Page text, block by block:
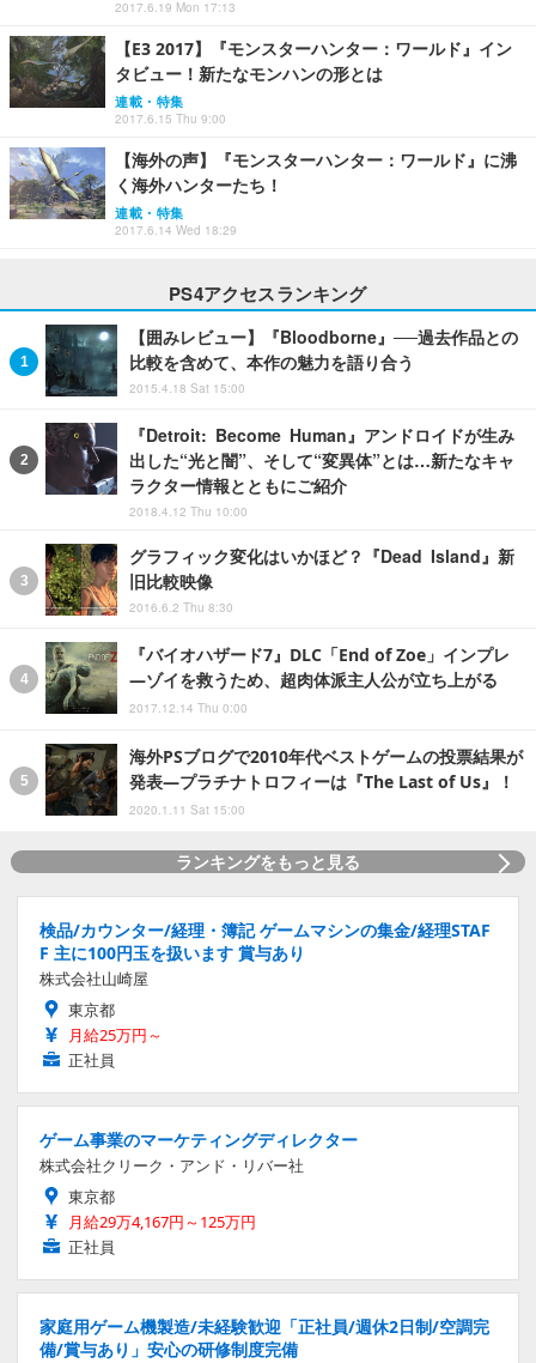
2017.6.19 Mon 17:13
【E3 2017】『モンスターハンター：ワールド』イン
タビュー！新たなモンハンの形とは
連載・特集
2017.6.15 Thu 9:00
【海外の声】『モンスターハンター：ワールド』に沸
く海外ハンターたち！
連載・特集
2017.6.14 Wed 18:29
PS4アクセスランキング
【囲みレビュー】『Bloodborne』──過去作品との
比較を含めて、本作の魅力を語り合う
2015.4.18 Sat 15:00
『Detroit: Become Human』アンドロイドが生み
出した“光と闇”、そして“変異体”とは…新たなキャ
ラクター情報とともにご紹介
2018.4.12 Thu 10:00
グラフィック変化はいかほど？『Dead Island』新
旧比較映像
2016.6.2 Thu 8:30
『バイオハザード7』DLC「End of Zoe」インプレ
―ゾイを救うため、超肉体派主人公が立ち上がる
2017.12.14 Thu 0:00
海外PSブログで2010年代ベストゲームの投票結果が
発表―プラチナトロフィーは『The Last of Us』！
2020.1.11 Sat 15:00
ランキングをもっと見る
検品/カウンター/経理・簿記 ゲームマシンの集金/経理STAF
F 主に100円玉を扱います 賞与あり
株式会社山崎屋
東京都
月給25万円～
正社員
ゲーム事業のマーケティングディレクター
株式会社クリーク・アンド・リバー社
東京都
月給29万4,167円～125万円
正社員
家庭用ゲーム機製造/未経験歓迎「正社員/週休2日制/空調完
備/賞与あり」安心の研修制度完備